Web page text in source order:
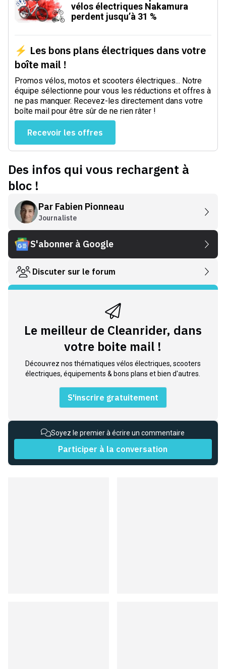
vélos électriques Nakamura
perdent jusqu’à 31 %
⚡ Les bons plans électriques dans votre
boîte mail !
Promos vélos, motos et scooters électriques... Notre
équipe sélectionne pour vous les réductions et offres à
ne pas manquer. Recevez-les directement dans votre
boîte mail pour être sûr de ne rien râter !
Recevoir les offres
Des infos qui vous rechargent à
bloc !
Par Fabien Pionneau
Journaliste
S'abonner à Google
Discuter sur le forum
Le meilleur de Cleanrider, dans
votre boite mail !
Découvrez nos thématiques vélos électriques, scooters
électriques, équipements & bons plans et bien d'autres.
S'inscrire gratuitement
Soyez le premier à écrire un commentaire
Participer à la conversation